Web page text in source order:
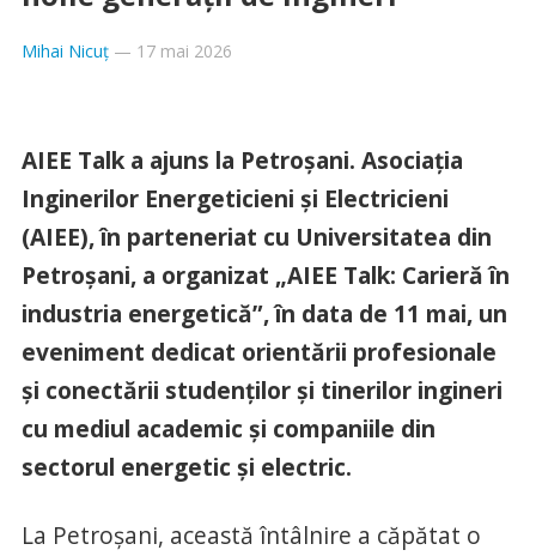
Mihai Nicuț— 17 mai 2026
AIEE Talk a ajuns la Petroșani. Asociația
Inginerilor Energeticieni și Electricieni
(AIEE), în parteneriat cu Universitatea din
Petroșani, a organizat „AIEE Talk: Carieră în
industria energetică”, în data de 11 mai, un
eveniment dedicat orientării profesionale
și conectării studenților și tinerilor ingineri
cu mediul academic și companiile din
sectorul energetic și electric.
La Petroșani, această întâlnire a căpătat o